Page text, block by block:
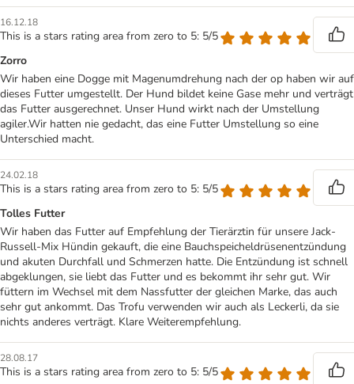
16.12.18
This is a stars rating area from zero to 5: 5/5
Zorro
Wir haben eine Dogge mit Magenumdrehung nach der op haben wir auf
dieses Futter umgestellt. Der Hund bildet keine Gase mehr und verträgt
das Futter ausgerechnet. Unser Hund wirkt nach der Umstellung
agiler.Wir hatten nie gedacht, das eine Futter Umstellung so eine
Unterschied macht.
24.02.18
This is a stars rating area from zero to 5: 5/5
Tolles Futter
Wir haben das Futter auf Empfehlung der Tierärztin für unsere Jack-
Russell-Mix Hündin gekauft, die eine Bauchspeicheldrüsenentzündung
und akuten Durchfall und Schmerzen hatte. Die Entzündung ist schnell
abgeklungen, sie liebt das Futter und es bekommt ihr sehr gut. Wir
füttern im Wechsel mit dem Nassfutter der gleichen Marke, das auch
sehr gut ankommt. Das Trofu verwenden wir auch als Leckerli, da sie
nichts anderes verträgt. Klare Weiterempfehlung.
28.08.17
This is a stars rating area from zero to 5: 5/5